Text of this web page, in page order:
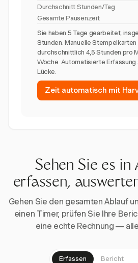
Durchschnitt Stunden/Tag
Gesamte Pausenzeit
Sie haben 5 Tage gearbeitet,
Stunden. Manuelle
durchschnittlich 4,5 Stunden pro
Woche. Automatisierte
Lücke.
Zeit automatisch mit
Sehen Sie es
erfassen,
Gehen Sie den gesamten Ablauf
einen Timer, prüfen Sie Ihre
eine echte Rechnung —
Erfassen Bericht